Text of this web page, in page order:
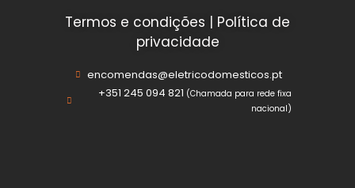
Termos e condições | Política de
privacidade
encomendas@eletricodomesticos.pt
+351 245 094 821 (Chamada para rede fixa
nacional)